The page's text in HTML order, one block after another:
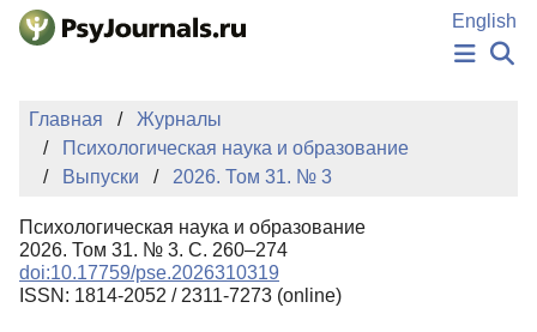
Перейти к основному содержанию
English
НОВОСТИ
ИЗДАНИЯ
АВТОРЫ
БАЗА ЗНАНИЙ
КЛЮЧЕВЫЕ СЛОВА
Регистрация
Главная
Журналы
Психологическая наука и образование
Выпуски
2026. Том 31. № 3
Психологическая наука и образование
2026. Том 31. № 3. С. 260–274
doi:10.17759/pse.2026310319
ISSN: 1814-2052 / 2311-7273 (online)